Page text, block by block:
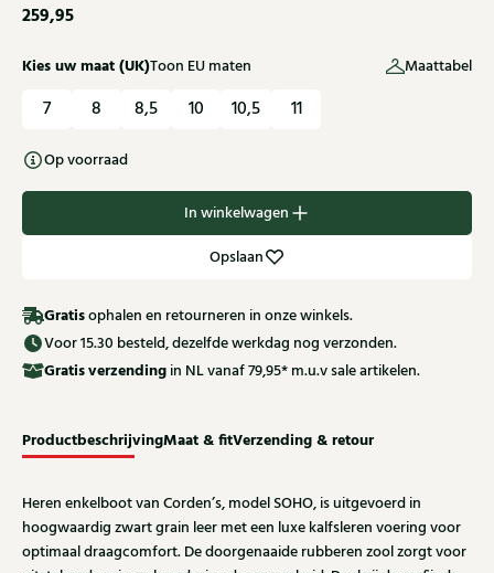
259,95
Kies uw maat (UK)Toon EU maten Maattabel
7 8 8,5 10 10,5 11
Op voorraad
In winkelwagen
Opslaan
Gratisophalen en retourneren in onze winkels.
Voor 15.30 besteld, dezelfde werkdag nog verzonden.
Gratisverzending in NL vanaf 79,95* m.u.v sale artikelen.
ProductbeschrijvingMaat & fitVerzending & retour
Heren enkelboot van Corden’s, model SOHO, is uitgevoerd in
hoogwaardig zwart grain leer met een luxe kalfsleren voering voor
optimaal draagcomfort. De doorgenaaide rubberen zool zorgt voor